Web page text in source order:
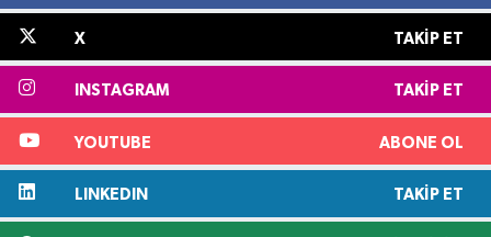
X TAKIP ET
INSTAGRAM TAKIP ET
YOUTUBE ABONE OL
LINKEDIN TAKIP ET